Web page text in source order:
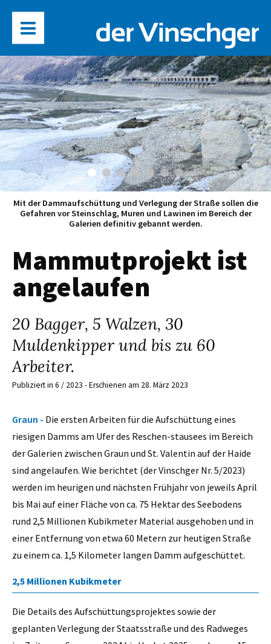
Mit der Dammaufschüttung und Verlegung der Straße sollen die
Gefahren vor Steinschlag, Muren und Lawinen im Bereich der
Galerien definitiv gebannt werden.
Mammutprojekt ist
angelaufen
20 Bagger, 5 Walzen, 30
Muldenkipper und bis zu 60
Arbeiter.
Publiziert in 6 / 2023 - Erschienen am 28. März 2023
Graun - Die ersten Arbeiten für die Aufschüttung eines
riesigen Damms am Ufer des Reschen-stausees im Bereich
der Galerien zwischen Graun und St. Valentin auf der Haide
sind angelaufen. Wie berichtet (der Vinschger Nr. 5/2023)
werden im heurigen und nächsten Frühjahr von jeweils April
bis Mai auf einer Fläche von ca. 75 Hektar des Seebodens
rund 2,5 Millionen Kubikmeter Material ausgehoben und in
einer Entfernung von etwa 60 Metern zur heutigen Straße
zu einem ca. 1,5 Kilometer langen Damm aufgeschüttet.
2,5 Millionen Kubikmeter
Die Details des Aufschüttungsprojektes sowie der
geplanten Verlegung der Staatsstraße und des Radweges